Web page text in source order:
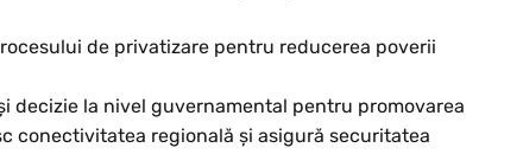
de privatizare pentru reducerea poverii
decizie la nivel guvernamental pentru promovarea
conectivitatea regională și asigură securitatea